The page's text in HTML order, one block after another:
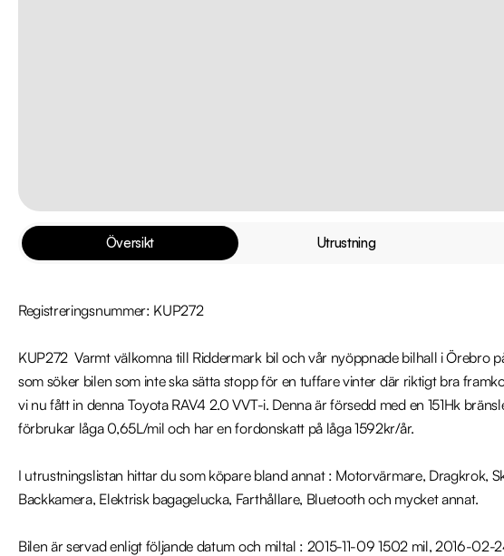
Översikt Utrustning
Registreringsnummer: KUP272
KUP272  Varmt välkomna till Riddermark bil och vår nyöppnade bilhall i Örebro
som söker bilen som inte ska sätta stopp för en tuffare vinter där riktigt bra
vi nu fått in denna Toyota RAV4 2.0 VVT-i. Denna är försedd med en 151Hk
förbrukar låga 0,65L/mil och har en fordonskatt på låga 1592kr/år.
I utrustningslistan hittar du som köpare bland annat : Motorvärmare, Dragkrok,
Backkamera, Elektrisk bagagelucka, Farthållare, Bluetooth och mycket annat.
Bilen är servad enligt följande datum och miltal : 2015-11-09 1502 mil, 2016-02-